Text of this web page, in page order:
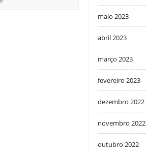
maio 2023
abril 2023
março 2023
fevereiro 2023
dezembro 2022
novembro 2022
outubro 2022